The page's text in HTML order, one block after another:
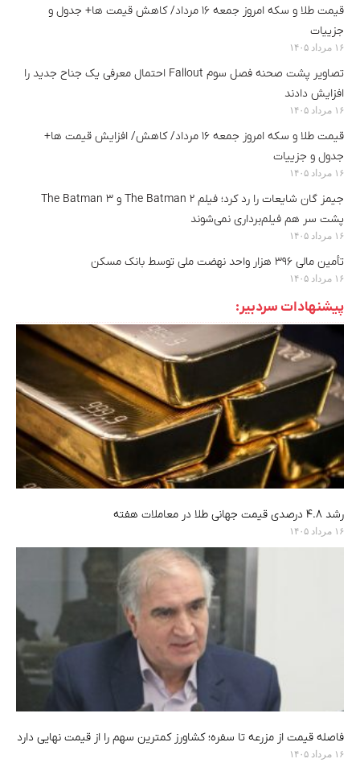
قیمت طلا و سکه امروز جمعه ۱۶ مرداد/ کاهش قیمت ها+ جدول و
جزییات
۱۶ مرداد ۱۴۰۵
تصاویر پشت صحنه فصل سوم Fallout احتمال معرفی یک جناح جدید را
افزایش دادند
۱۶ مرداد ۱۴۰۵
قیمت طلا و سکه امروز جمعه ۱۶ مرداد/ کاهش/ افزایش قیمت ها+
جدول و جزییات
۱۶ مرداد ۱۴۰۵
جیمز گان شایعات را رد کرد؛ فیلم The Batman 2 و The Batman 3
پشت سر هم فیلم‌برداری نمی‌شوند
۱۶ مرداد ۱۴۰۵
تأمین مالی ۳۹۶ هزار واحد نهضت ملی توسط بانک مسکن
۱۶ مرداد ۱۴۰۵
پیشنهادات سردبیر:
رشد ۴.۸ درصدی قیمت جهانی طلا در معاملات هفته
۱۶ مرداد ۱۴۰۵
فاصله قیمت از مزرعه تا سفره؛ کشاورز کمترین سهم را از قیمت نهایی دارد
۱۶ مرداد ۱۴۰۵